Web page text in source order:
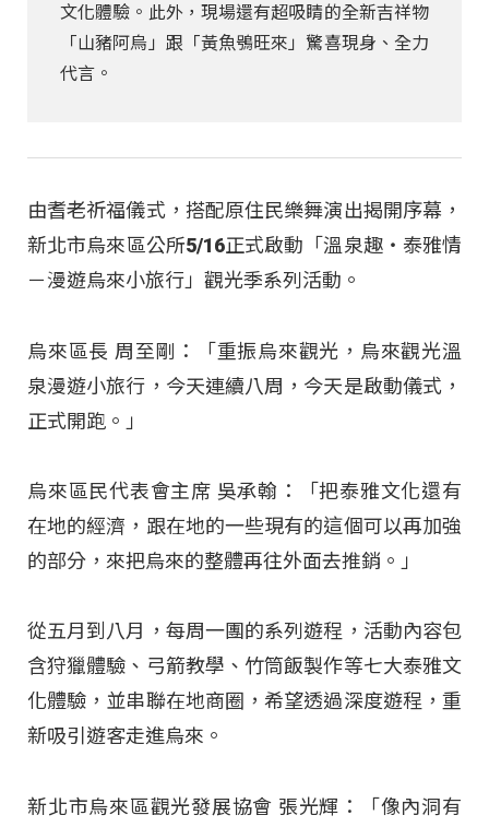
文化體驗。此外，現場還有超吸睛的全新吉祥物
「山豬阿烏」跟「黃魚鴞旺來」驚喜現身、全力
代言。
由耆老祈福儀式，搭配原住民樂舞演出揭開序幕，
新北市烏來區公所5/16正式啟動「溫泉趣・泰雅情
－漫遊烏來小旅行」觀光季系列活動。
烏來區長 周至剛：「重振烏來觀光，烏來觀光溫
泉漫遊小旅行，今天連續八周，今天是啟動儀式，
正式開跑。」
烏來區民代表會主席 吳承翰：「把泰雅文化還有
在地的經濟，跟在地的一些現有的這個可以再加強
的部分，來把烏來的整體再往外面去推銷。」
從五月到八月，每周一團的系列遊程，活動內容包
含狩獵體驗、弓箭教學、竹筒飯製作等七大泰雅文
化體驗，並串聯在地商圈，希望透過深度遊程，重
新吸引遊客走進烏來。
新北市烏來區觀光發展協會 張光輝：「像內洞有